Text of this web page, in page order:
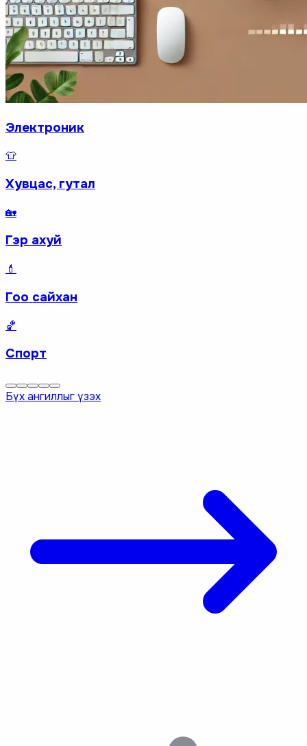
Электроник
👕
Хувцас, гутал
🏡
Гэр ахуй
💄
Гоо сайхан
🏀
Спорт
Бүх ангиллыг үзэх